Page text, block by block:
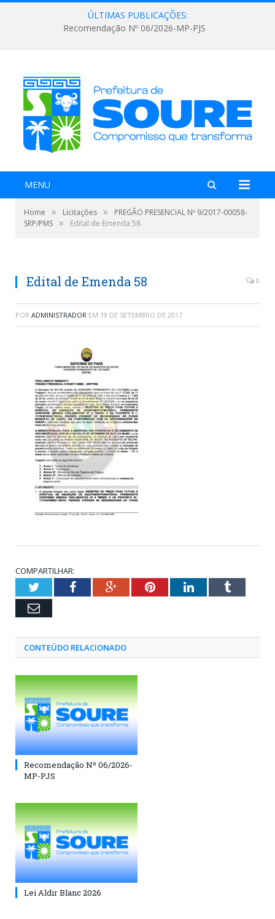
ÚLTIMAS PUBLICAÇÕES:
Recomendação Nº 06/2026-MP-PJS
MENU
Home » Licitações »
PREGÃO PRESENCIAL Nº 9/2017-00058-
SRP/PMS » Edital de Emenda 58
Edital de Emenda 58 0
POR ADMINISTRADOR EM 19 DE SETEMBRO DE 2017
COMPARTILHAR:
TwitterFacebookGoogle+PinterestLinkedInTumblr
Email
CONTEÚDO RELACIONADO
Recomendação Nº 06/2026-
MP-PJS
Lei Aldir Blanc 2026